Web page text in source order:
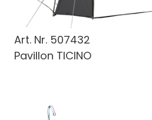
Art. Nr. 507432
Pavillon TICINO